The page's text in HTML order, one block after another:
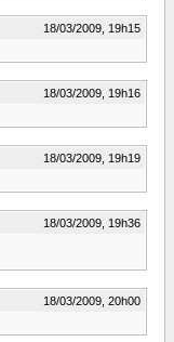
18/03/2009, 19h15
18/03/2009, 19h16
18/03/2009, 19h19
18/03/2009, 19h36
18/03/2009, 20h00